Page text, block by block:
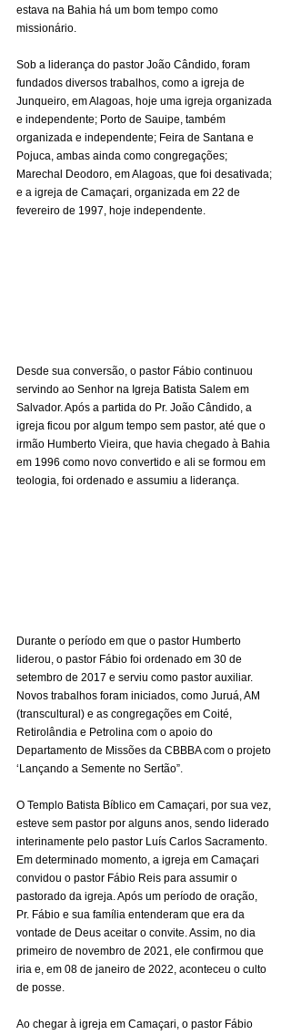
estava na Bahia há um bom tempo como
missionário.
Sob a liderança do pastor João Cândido, foram
fundados diversos trabalhos, como a igreja de
Junqueiro, em Alagoas, hoje uma igreja organizada
e independente; Porto de Sauipe, também
organizada e independente; Feira de Santana e
Pojuca, ambas ainda como congregações;
Marechal Deodoro, em Alagoas, que foi desativada;
e a igreja de Camaçari, organizada em 22 de
fevereiro de 1997, hoje independente.
Desde sua conversão, o pastor Fábio continuou
servindo ao Senhor na Igreja Batista Salem em
Salvador. Após a partida do Pr. João Cândido, a
igreja ficou por algum tempo sem pastor, até que o
irmão Humberto Vieira, que havia chegado à Bahia
em 1996 como novo convertido e ali se formou em
teologia, foi ordenado e assumiu a liderança.
Durante o período em que o pastor Humberto
liderou, o pastor Fábio foi ordenado em 30 de
setembro de 2017 e serviu como pastor auxiliar.
Novos trabalhos foram iniciados, como Juruá, AM
(transcultural) e as congregações em Coité,
Retirolândia e Petrolina com o apoio do
Departamento de Missões da CBBBA com o projeto
‘Lançando a Semente no Sertão”.
O Templo Batista Bíblico em Camaçari, por sua vez,
esteve sem pastor por alguns anos, sendo liderado
interinamente pelo pastor Luís Carlos Sacramento.
Em determinado momento, a igreja em Camaçari
convidou o pastor Fábio Reis para assumir o
pastorado da igreja. Após um período de oração,
Pr. Fábio e sua família entenderam que era da
vontade de Deus aceitar o convite. Assim, no dia
primeiro de novembro de 2021, ele confirmou que
iria e, em 08 de janeiro de 2022, aconteceu o culto
de posse.
Ao chegar à igreja em Camaçari, o pastor Fábio